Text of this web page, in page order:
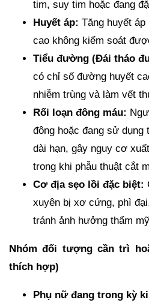
tim, suy tim hoặc đang
Huyết áp: Tăng huyết
cao không kiểm soát
Tiểu đường (Đái tháo
có chỉ số đường huyết
nhiễm trùng và làm vết
Rối loạn đông máu:
đông hoặc đang sử dụng
dài hạn, gây nguy cơ
trong khi phẫu thuật cắt
Cơ địa sẹo lồi đặc biệt:
xuyên bị xơ cứng, phì
tránh ảnh hưởng thẩm
Nhóm đối tượng cần trì
thích hợp)
Phụ nữ đang trong kỳ